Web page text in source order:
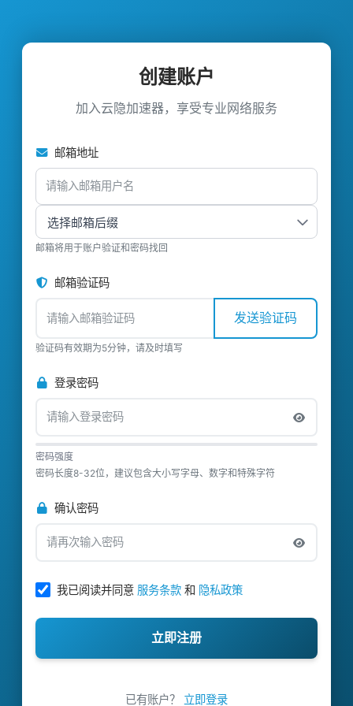
创建账户
加入云隐加速器，享受专业网络服务
邮箱地址
邮箱将用于账户验证和密码找回
邮箱验证码
发送验证码
验证码有效期为5分钟，请及时填写
登录密码
密码强度
密码长度8-32位，建议包含大小写字母、数字和特殊字符
确认密码
我已阅读并同意 服务条款 和 隐私政策
立即注册
已有账户？ 立即登录